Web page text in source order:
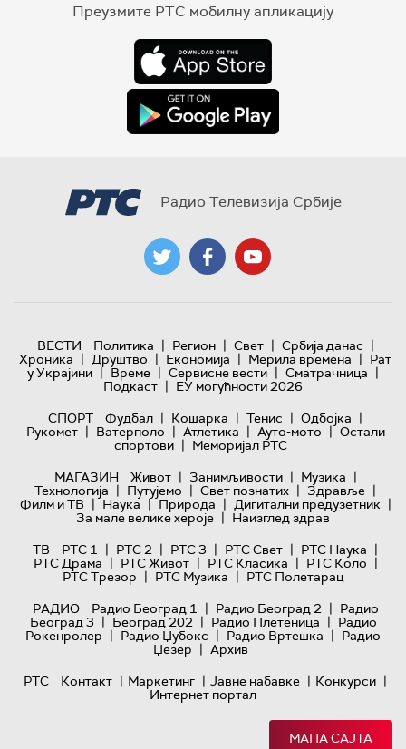
Преузмите РТС мобилну апликацију
Радио Телевизија Србије
ВЕСТИ Политика | Регион | Свет | Србија данас |
Хроника | Друштво | Економија | Мерила времена | Рат
у Украјини | Време | Сервисне вести | Сматрачница |
Подкаст | ЕУ могућности 2026
СПОРТ
Фудбал | Кошарка | Тенис | Одбојка |
Рукомет | Ватерполо | Атлетика | Ауто-мото | Остали
спортови | Меморијал РТС
МАГАЗИН
Живот | Занимљивости | Музика |
Технологијa | Путујемо | Свет познатих | Здравље |
Филм и ТВ | Наука | Природа | Дигитални предузетник |
За мале велике хероје | Наизглед здрав
ТВ
РТС 1 | РТС 2 | РТС 3 | РТС Свет | РТС Наука |
РТС Драма | РТС Живот | РТС Класика | РТС Коло |
РТС Трезор | РТС Музика | РТС Полетарац
РАДИО
Радио Београд 1 | Радио Београд 2 | Радио
Београд 3 | Београд 202 | Радио Плетеница | Радио
Рокенролер | Радио Џубокс | Радио Вртешка | Радио
Џезер | Архив
РТС
Контакт | Маркетинг | Јавне набавке | Конкурси |
Интернет портал
МАПА САЈТА